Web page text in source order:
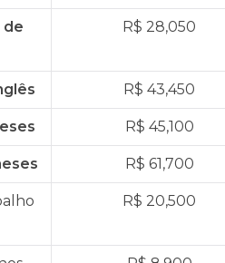
de
R$ 28,050
R$ 43,450
R$ 45,100
R$ 61,700
R$ 20,500